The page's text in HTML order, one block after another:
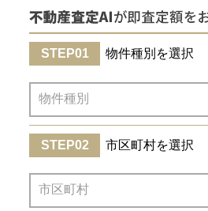
物件種別を選択
市区町村を選択